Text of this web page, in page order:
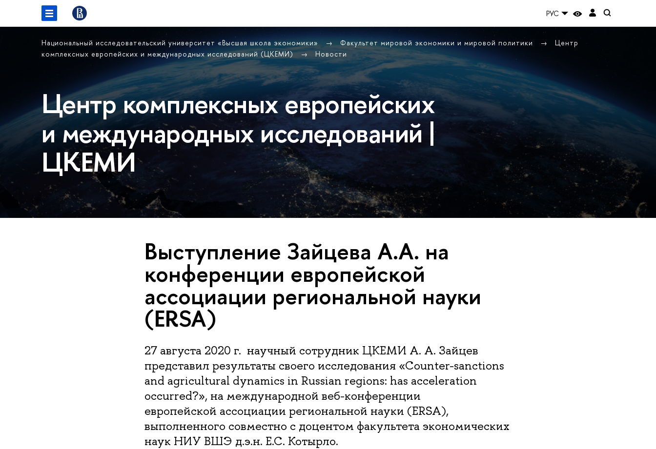
РУС
Национальный исследовательский университет «Высшая школа экономики» Факультет мировой экономики и мировой политики
Центр
комплексных европейских и международных исследований (ЦКЕМИ)
Новости
Центр комплексных европейских
и международных исследований |
ЦКЕМИ
Выступление Зайцева А.А. на
конференции европейской
ассоциации региональной науки
(ERSA)
27 августа 2020 г. научный сотрудник ЦКЕМИ А. А. Зайцев
представил результаты своего исследования «Counter-sanctions
and agricultural dynamics in Russian regions: has acceleration
occurred?», на международной веб-конференции
европейской ассоциации региональной науки (ERSA),
выполненного совместно с доцентом факультета экономических
наук НИУ ВШЭ д.э.н. Е.С. Котырло.